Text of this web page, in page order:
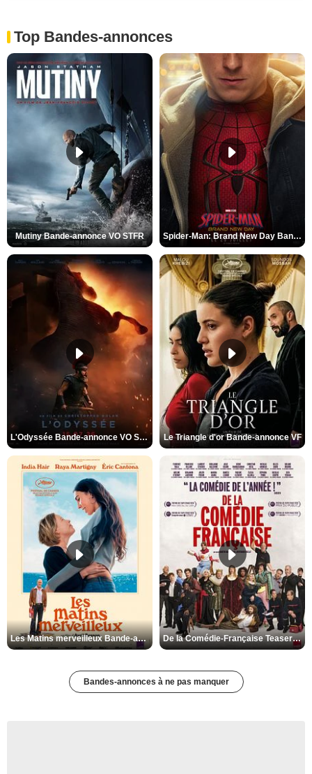
Top Bandes-annonces
Mutiny Bande-annonce VO STFR Spider-Man: Brand New Day Bande-annonce VO STFR
L'Odyssée Bande-annonce VO STFR Le Triangle d'or Bande-annonce VF
Les Matins merveilleux Bande-annonce VF De la Comédie-Française Teaser VF
Bandes-annonces à ne pas manquer